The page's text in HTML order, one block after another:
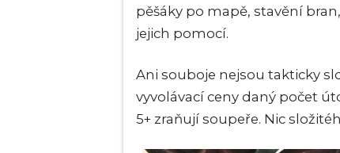
pěšáky po mapě, stavění
jejich pomocí.
Ani souboje nejsou takticky
vyvolávací ceny daný počet
5+ zraňují soupeře. Nic